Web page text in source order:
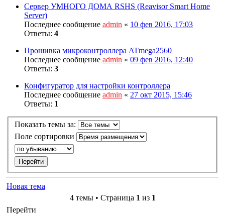
Сервер УМНОГО ДОМА RSHS (Reavisor Smart Home
Server)
Последнее сообщение admin « 10 фев 2016, 17:03
Ответы: 4
Прошивка микроконтроллера ATmega2560
Последнее сообщение admin « 09 фев 2016, 12:40
Ответы: 3
Конфигуратор для настройки контроллера
Последнее сообщение admin « 27 окт 2015, 15:46
Ответы: 1
Показать темы за:
Поле сортировки
Новая тема
4 темы • Страница 1 из 1
Перейти